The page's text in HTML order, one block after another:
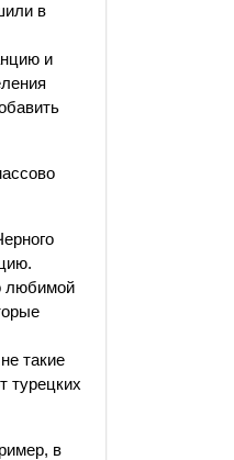
в
и
любимой
такие
турецких
в